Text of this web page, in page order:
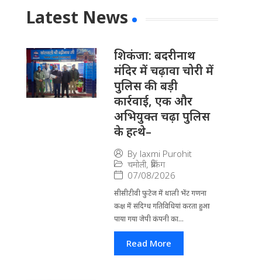
Latest News
​शिकंजा: बदरीनाथ
मंदिर में चढ़ावा चोरी में
पुलिस की बड़ी
कार्रवाई, एक और
अभियुक्त चढ़ा पुलिस
के हत्थे–
By laxmi Purohit
चमोली, ब्रेकिंग
07/08/2026
सीसीटीवी फुटेज में थाली भेंट गणना
कक्ष में संदिग्ध गतिविधियां करता हुआ
पाया गया जेपी कंपनी का...
Read More